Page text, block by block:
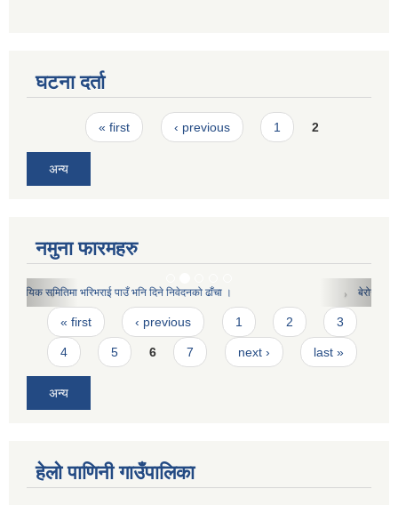
घटना दर्ता
Pages« first ‹ previous 1 2
अन्य
नमुना फारमहरु
बेरोजगार दर्ताका लागि दिने निवेदनको ढाँचा(प्रशोधित)
Pages
« first ‹ previous 1 2 3
4 5 6 7 next › last »
अन्य
हेलो पाणिनी गाउँपालिका